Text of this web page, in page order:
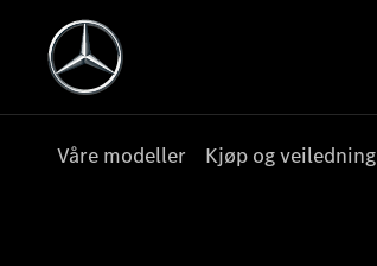
Våre modeller Kjøp og veiledning